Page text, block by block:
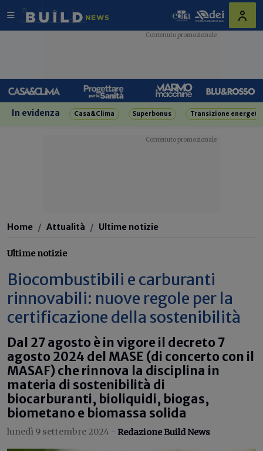
In evidenza Casa&Clima Superbonus Transizione
Home Attualità Ultime notizie
Ultime notizie
Biocombustibili e carburanti
rinnovabili: nuove regole per la
certificazione della sostenibilità
Dal 27 agosto è in vigore il decreto 7
agosto 2024 del MASE (di concerto con il
MASAF) che rinnova la disciplina in
materia di sostenibilità di
biocarburanti, bioliquidi, biogas,
biometano e biomassa solida
lunedì 9 settembre 2024 - Redazione Build News